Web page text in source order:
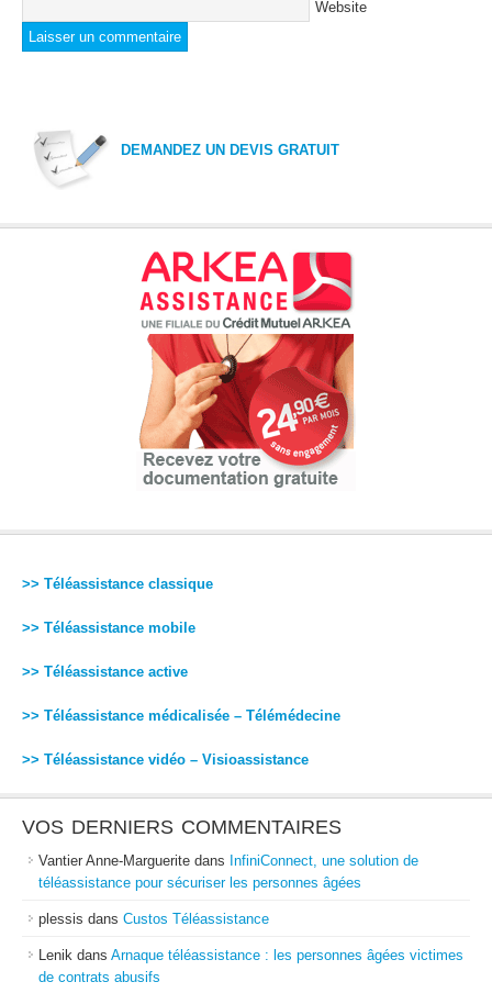
Website
DEMANDEZ UN DEVIS GRATUIT
>> Téléassistance classique
>> Téléassistance mobile
>> Téléassistance active
>> Téléassistance médicalisée – Télémédecine
>> Téléassistance vidéo – Visioassistance
VOS DERNIERS COMMENTAIRES
Vantier Anne-Marguerite dans InfiniConnect, une solution de
téléassistance pour sécuriser les personnes âgées
plessis dans Custos Téléassistance
Lenik dans Arnaque téléassistance : les personnes âgées victimes
de contrats abusifs